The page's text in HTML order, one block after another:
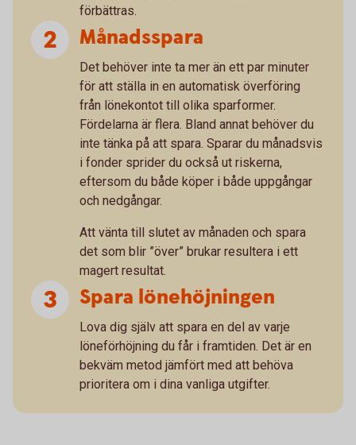
förbättras.
Månadsspara
Det behöver inte ta mer än ett par minuter
för att ställa in en automatisk överföring
från lönekontot till olika sparformer.
Fördelarna är flera. Bland annat behöver du
inte tänka på att spara. Sparar du månadsvis
i fonder sprider du också ut riskerna,
eftersom du både köper i både uppgångar
och nedgångar.
Att vänta till slutet av månaden och spara
det som blir ”över” brukar resultera i ett
magert resultat.
Spara lönehöjningen
Lova dig själv att spara en del av varje
löneförhöjning du får i framtiden. Det är en
bekväm metod jämfört med att behöva
prioritera om i dina vanliga utgifter.